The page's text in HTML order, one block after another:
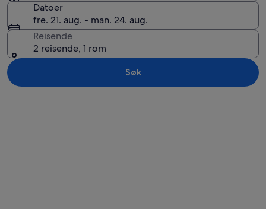
Datoer
fre. 21. aug. - man. 24. aug.
Reisende
2 reisende, 1 rom
Søk